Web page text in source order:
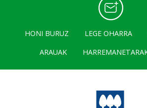
HONI BURUZ LEGE OHARRA
ARAUAK